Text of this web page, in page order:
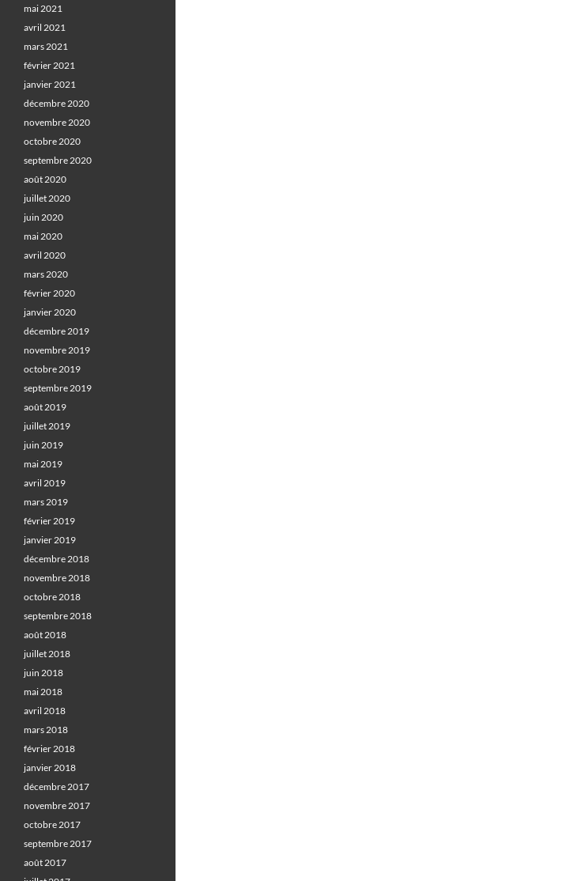
mai 2021
avril 2021
mars 2021
février 2021
janvier 2021
décembre 2020
novembre 2020
octobre 2020
septembre 2020
août 2020
juillet 2020
juin 2020
mai 2020
avril 2020
mars 2020
février 2020
janvier 2020
décembre 2019
novembre 2019
octobre 2019
septembre 2019
août 2019
juillet 2019
juin 2019
mai 2019
avril 2019
mars 2019
février 2019
janvier 2019
décembre 2018
novembre 2018
octobre 2018
septembre 2018
août 2018
juillet 2018
juin 2018
mai 2018
avril 2018
mars 2018
février 2018
janvier 2018
décembre 2017
novembre 2017
octobre 2017
septembre 2017
août 2017